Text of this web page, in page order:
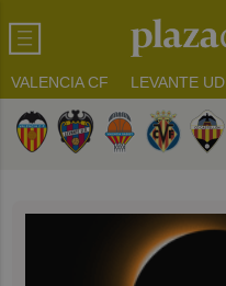
VALENCIA CF LEVANTE UD